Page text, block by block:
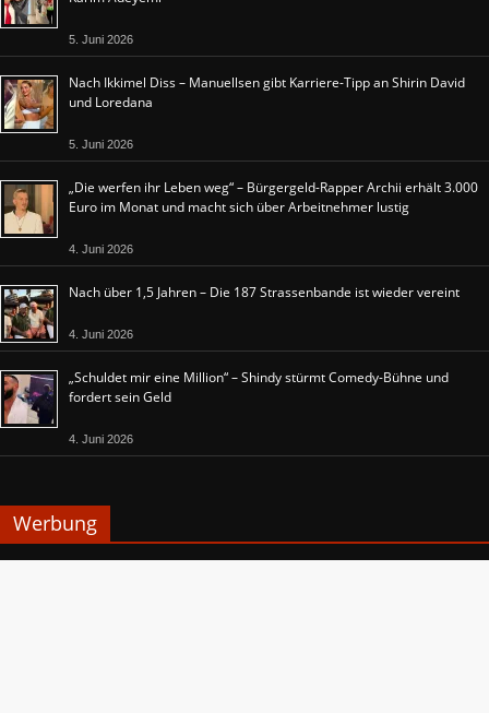
5. Juni 2026
Nach Ikkimel Diss – Manuellsen gibt Karriere-Tipp an Shirin David
und Loredana
5. Juni 2026
„Die werfen ihr Leben weg“ – Bürgergeld-Rapper Archii erhält 3.000
Euro im Monat und macht sich über Arbeitnehmer lustig
4. Juni 2026
Nach über 1,5 Jahren – Die 187 Strassenbande ist wieder vereint
4. Juni 2026
„Schuldet mir eine Million“ – Shindy stürmt Comedy-Bühne und
fordert sein Geld
4. Juni 2026
Werbung